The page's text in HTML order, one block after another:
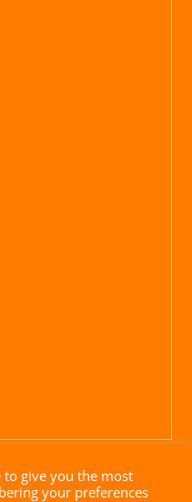
to give you the most
your preferences